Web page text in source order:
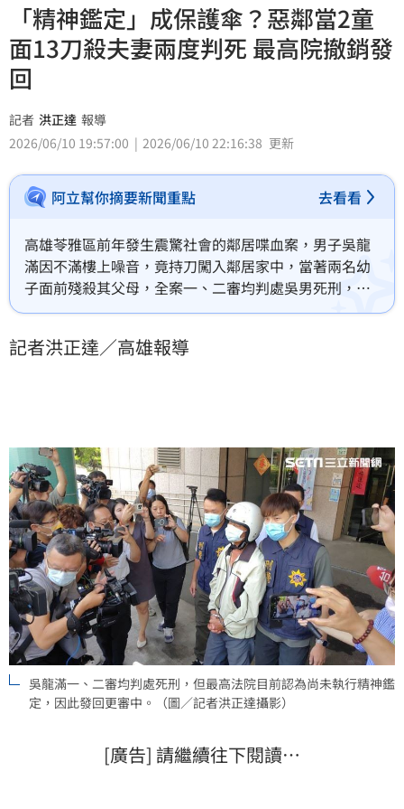
「精神鑑定」成保護傘？惡鄰當2童
面13刀殺夫妻兩度判死 最高院撤銷發
回
記者 洪正達 報導
2026/06/10 19:57:00
2026/06/10 22:16:38 更新
阿立幫你摘要新聞重點 去看看
高雄苓雅區前年發生震驚社會的鄰居喋血案，男子吳龍
滿因不滿樓上噪音，竟持刀闖入鄰居家中，當著兩名幼
子面前殘殺其父母，全案一、二審均判處吳男死刑，但
最高法院認為二審在殺人動機與精神鑑定上調查未盡，
裁定撤銷原判決，發回高雄高分院更審。
記者洪正達／高雄報導
吳龍滿一、二審均判處死刑，但最高法院目前認為尚未執行精神鑑
定，因此發回更審中。（圖／記者洪正達攝影）
[廣告] 請繼續往下閱讀…